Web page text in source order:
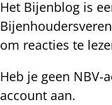
Het Bijenblog is
om reacties te
Heb je geen NBV-
account aan.